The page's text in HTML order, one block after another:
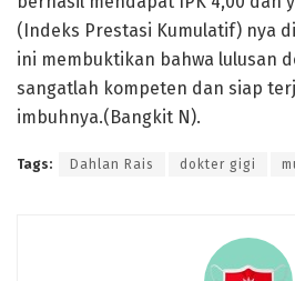
(Indeks Prestasi Kumulatif) nya
ini membuktikan bahwa lulusan
sangatlah kompeten dan siap
imbuhnya.(Bangkit N).
Tags: Dahlan Rais dokter gigi